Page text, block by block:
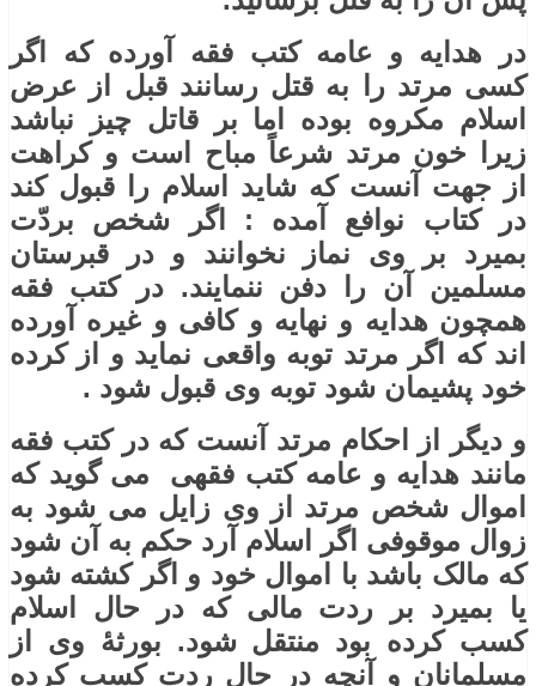
در هدایه و عامه کتب فقه آورده که اگر
کسی مرتد را به قتل رسانند قبل از عرض
اسلام مکروه بوده اما بر قاتل چیز نباشد
زیرا خون مرتد شرعاً مباح است و کراهت
از جهت آنست که شاید اسلام را قبول کند
در کتاب نوافع آمده : اگر شخص بردّت
بمیرد بر وی نماز نخوانند و در قبرستان
مسلمین آن را دفن ننمایند. در کتب فقه
همچون هدایه و نهایه و کافی و غیره آورده
اند که اگر مرتد توبه واقعی نماید و از کرده
خود پشیمان شود توبه وی قبول شود .
و دیگر از احکام مرتد آنست که در کتب فقه
مانند هدایه و عامه کتب فقهی می گوید که
اموال شخص مرتد از وی زایل می شود به
زوال موقوفی اگر اسلام آرد حکم به آن شود
که مالک باشد با اموال خود و اگر کشته شود
یا بمیرد بر ردت مالی که در حال اسلام
کسب کرده بود منتقل شود. بورثۀ وی از
مسلمانان و آنچه در حال ردت کسب کرده